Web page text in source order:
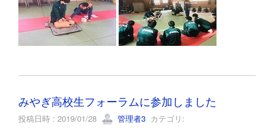
みやぎ高校生フォーラムに参加しました
投稿日時 : 2019/01/28 管理者3 カテゴリ: